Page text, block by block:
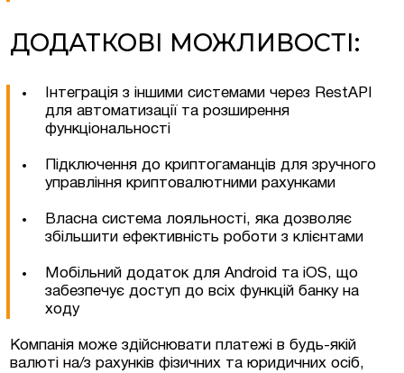
ДОДАТКОВІ МОЖЛИВОСТІ:
Інтеграція з іншими системами через RestAPI
для автоматизації та розширення
функціональності
Підключення до криптогаманців для зручного
управління криптовалютними рахунками
Власна система лояльності, яка дозволяє
збільшити ефективність роботи з клієнтами
Мобільний додаток для Android та iOS, що
забезпечує доступ до всіх функцій банку на
ходу
Компанія може здійснювати платежі в будь-якій
валюті на/з рахунків фізичних та юридичних осіб,
Залишити заявку